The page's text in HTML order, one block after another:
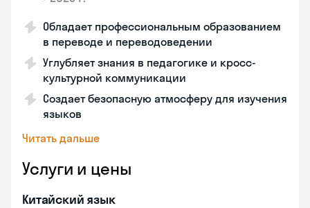
Обладает профессиональным образованием
в переводе и переводоведении
Углубляет знания в педагогике и кросс-
культурной коммуникации
Создает безопасную атмосферу для изучения
языков
Читать дальше
Услуги и цены
Китайский язык